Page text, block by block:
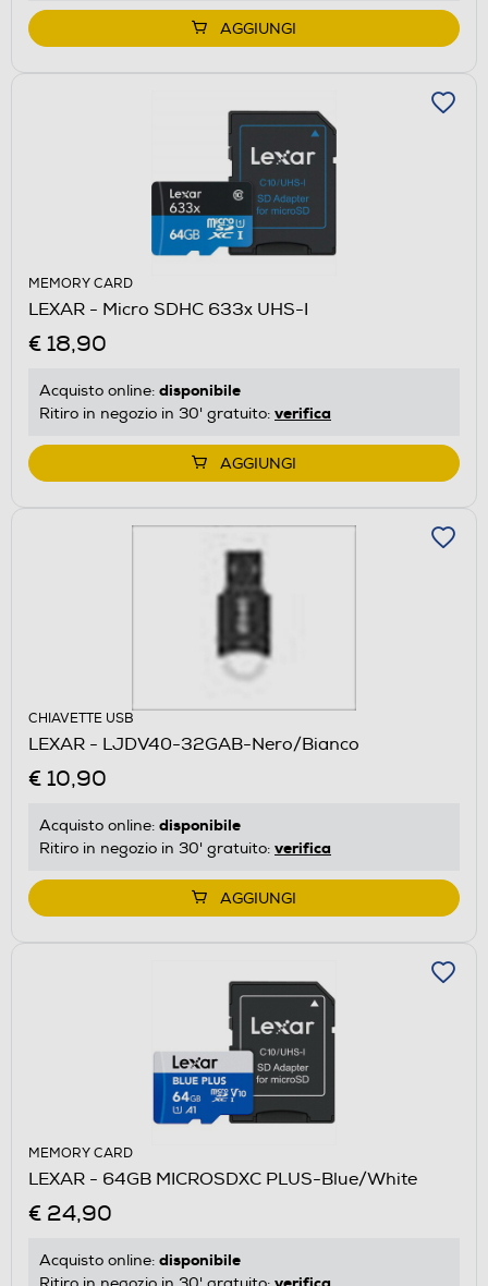
AGGIUNGI
MEMORY CARD
LEXAR - Micro SDHC 633x UHS-I
€ 18,90
Acquisto online: disponibile
Ritiro in negozio in 30' gratuito: verifica
AGGIUNGI
CHIAVETTE USB
LEXAR - LJDV40-32GAB-Nero/Bianco
€ 10,90
Acquisto online: disponibile
Ritiro in negozio in 30' gratuito: verifica
AGGIUNGI
MEMORY CARD
LEXAR - 64GB MICROSDXC PLUS-Blue/White
€ 24,90
Acquisto online: disponibile